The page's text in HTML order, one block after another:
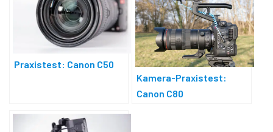
Praxistest: Canon C50
Kamera-Praxistest:
Canon C80